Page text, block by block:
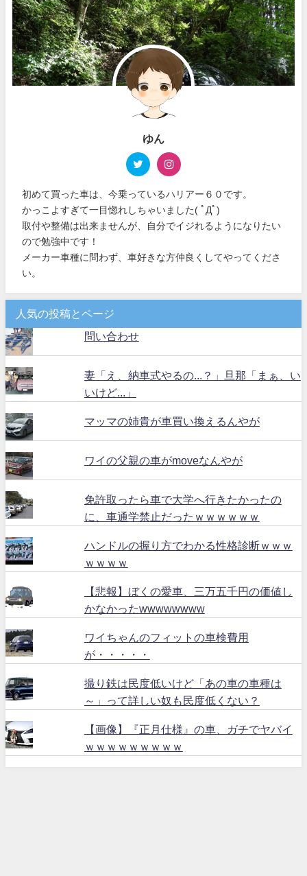
ゆん
初めて買った車は、今乗っているハリアー６０です。
かっこよすぎて一目惚れしちゃいました( ﾟДﾟ)
取付や整備は出来ませんが、自分でイジれるようになりたい
ので勉強中です！
メーカー車種に問わず、車好きな方仲良くしてやってくださ
い。
人気の投稿とページ
問い合わせ
妻「え、納車式やるの...？」旦那「まぁ、い
いけど...」
マッマの姉貴が車買い換えるんやが
ワイの父親の車がmoveなんやが
免許取ったら車で大学へ行きたかったの
に、車通学禁止だったｗｗｗｗｗｗ
ハンドルの握り方でわかる性格診断ｗｗｗ
ｗｗｗｗ
【悲報】ぼくの愛車、三万五千円の価値し
かなかったwwwwwwww
ワイちゃんのフィットの車検費用
が・・・・・
撮り鉄は民度低いけど「あの車の車種は
～」って詳しい奴も民度低くない？
【画像】『正月仕様』の車、ガチでヤバイ
ｗｗｗｗｗｗｗｗｗ